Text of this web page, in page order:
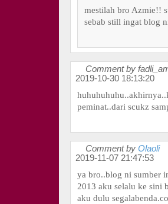
mestilah bro Azmie!!
sebab still ingat blog
Comment by
2019-10-30 18:13:20
peminat..dari scukz
Comment by Olaoli
2019-11-07 21:47:53
ya bro..blog ni sumber
2013 aku selalu ke sini
aku dulu